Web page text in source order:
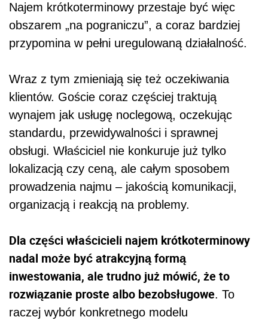
Najem krótkoterminowy przestaje być więc
obszarem „na pograniczu”, a coraz bardziej
przypomina w pełni uregulowaną działalność.
Wraz z tym zmieniają się też oczekiwania
klientów. Goście coraz częściej traktują
wynajem jak usługę noclegową, oczekując
standardu, przewidywalności i sprawnej
obsługi. Właściciel nie konkuruje już tylko
lokalizacją czy ceną, ale całym sposobem
prowadzenia najmu – jakością komunikacji,
organizacją i reakcją na problemy.
Dla części właścicieli najem krótkoterminowy
nadal może być atrakcyjną formą
inwestowania, ale trudno już mówić, że to
rozwiązanie proste albo bezobsługowe. To
raczej wybór konkretnego modelu